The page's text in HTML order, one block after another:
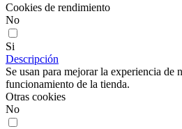
Cookies de rendimiento
No
Si
Descripción
Se usan para mejorar la experiencia de
funcionamiento de la tienda.
Otras cookies
No